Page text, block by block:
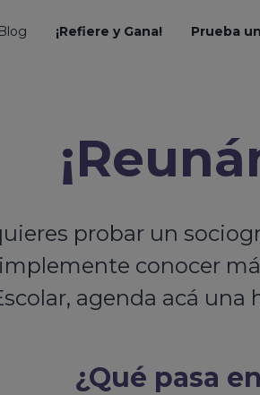
Blog ¡Refiere y Gana! Prueba
probar un
conocer
agenda acá
¿Qué pasa